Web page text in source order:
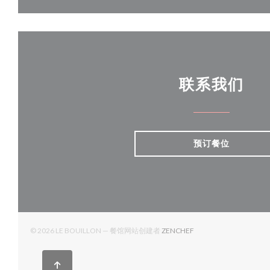
联系我们
预订餐位
© 2026 LE BOUILLON — 餐馆网站创建者 ZENCHEF